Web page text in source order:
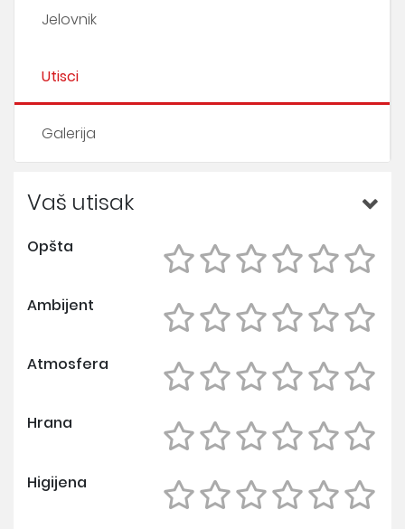
Jelovnik
Utisci
Galerija
Vaš utisak
Opšta
Ambijent
Atmosfera
Hrana
Higijena